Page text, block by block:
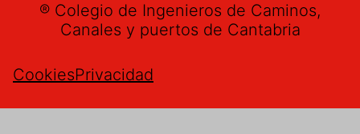
® Colegio de Ingenieros de Caminos,
Canales y puertos de Cantabria
CookiesPrivacidad